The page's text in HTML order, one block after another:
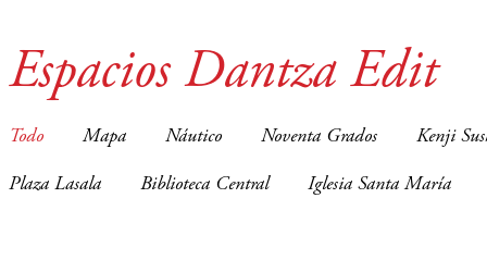
Espacios Dantza Edit
Todo Mapa Náutico Noventa Grados Kenji
Plaza Lasala Biblioteca Central Iglesia Santa María